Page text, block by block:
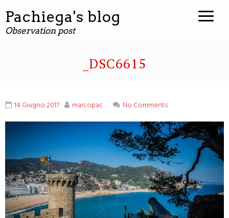
contenuto
Pachiega's blog
Observation post
_DSC6615
14 Giugno 2017 marcopac No Comments